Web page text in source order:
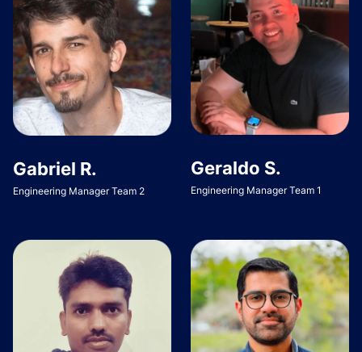
Gabriel R.
Engineering Manager Team 2
Geraldo S.
Engineering Manager Team 1